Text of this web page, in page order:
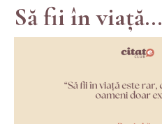
Să fii în viață...